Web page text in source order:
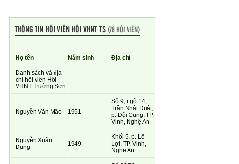
THÔNG TIN HỘI VIÊN HỘI VHNT TS(78 HỘI VIÊN)
Họ tên Năm sinh Địa chỉ
Danh sách và địa
chỉ hội viên Hội
VHNT Trường Sơn
Nguyễn Văn Mão 1951
Số 9, ngõ 14,
Trần Nhật Duật,
p. Đội Cung, TP.
Vinh, Nghệ An
Nguyễn Xuân
Dung
1949
Khối 5, p. Lê
Lợi, TP. Vinh,
Nghệ An